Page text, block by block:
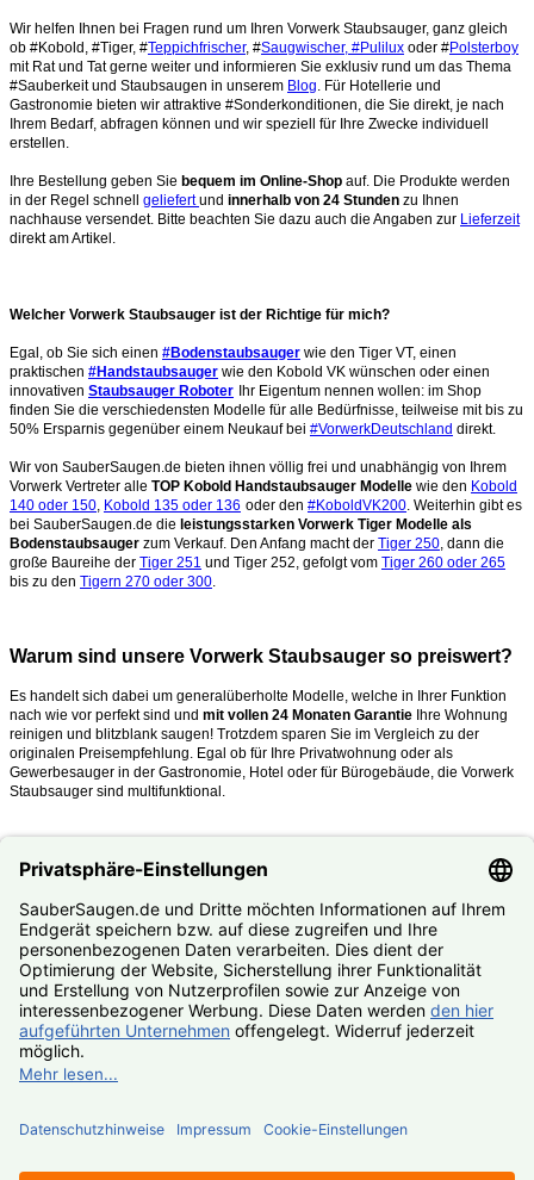
Wir helfen Ihnen bei Fragen rund um Ihren Vorwerk Staubsauger, ganz gleich
ob #Kobold, #Tiger, #Teppichfrischer, #Saugwischer, #Pulilux oder #Polsterboy
mit Rat und Tat gerne weiter und informieren Sie exklusiv rund um das Thema
#Sauberkeit und Staubsaugen in unserem Blog . Für Hotellerie und
Gastronomie bieten wir attraktive #Sonderkonditionen, die Sie direkt, je nach
Ihrem Bedarf, abfragen können und wir speziell für Ihre Zwecke individuell
erstellen.
Ihre Bestellung geben Sie bequem im Online-Shop auf. Die Produkte werden
in der Regel schnell geliefertund innerhalb von 24 Stunden zu Ihnen
nachhause versendet. Bitte beachten Sie dazu auch die Angaben zur Lieferzeit
direkt am Artikel.
Welcher Vorwerk Staubsauger ist der Richtige für mich?
Egal, ob Sie sich einen #Bodenstaubsauger wie den Tiger VT, einen
praktischen #Handstaubsauger wie den Kobold VK wünschen oder einen
innovativen Staubsauger Roboter Ihr Eigentum nennen wollen: im Shop
finden Sie die verschiedensten Modelle für alle Bedürfnisse, teilweise mit bis zu
50% Ersparnis gegenüber einem Neukauf bei #VorwerkDeutschland direkt.
Wir von SauberSaugen.de bieten ihnen völlig frei und unabhängig von Ihrem
Vorwerk Vertreter alle TOP Kobold Handstaubsauger Modelle wie den Kobold
140 oder 150 Kobold 135 oder 136 oder den #KoboldVK200 . Weiterhin gibt es
bei SauberSaugen.de die leistungsstarken Vorwerk Tiger Modelle als
Bodenstaubsauger zum Verkauf. Den Anfang macht der Tiger 250 , dann die
große Baureihe der Tiger 251 und Tiger 252, gefolgt vom Tiger 260 oder 265
bis zu den Tigern 270 oder 300
Warum sind unsere Vorwerk Staubsauger so preiswert?
Es handelt sich dabei um generalüberholte Modelle, welche in Ihrer Funktion
nach wie vor perfekt sind und mit vollen 24 Monaten Garantie Ihre Wohnung
reinigen und blitzblank saugen! Trotzdem sparen Sie im Vergleich zu der
originalen Preisempfehlung. Egal ob für Ihre Privatwohnung oder als
Gewerbesauger in der Gastronomie, Hotel oder für Bürogebäude, die Vorwerk
Staubsauger sind multifunktional.
Was mache ich, wenn mein Kobold oder Tiger kaputt ist?
Nutzen Sie unseren#Reparaturservice. Fast alle Vorwerk Staubsauger
reparieren wir Ihnen zum #Festpreis.
© SauberSaugen.de – Ihr Spezialist für Zubehör und Ersatzteile
passend für Vorwerk Staubsauger
*gilt für Lieferungen innerhalb Deutschlands, Lieferzeiten ins
Ausland siehe
Zahlungseingang von Montag – Freitag, sofern Artikel lieferbar
Zubehör